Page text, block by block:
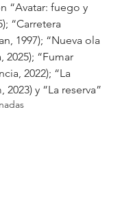
“Avatar: fuego y
“Carretera
1997); “Nueva ola
2025); “Fumar
2022); “La
y “La reserva”